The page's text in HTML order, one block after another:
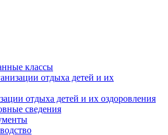
классы
отдыха детей и их
отдыха детей и их оздоровления
сведения